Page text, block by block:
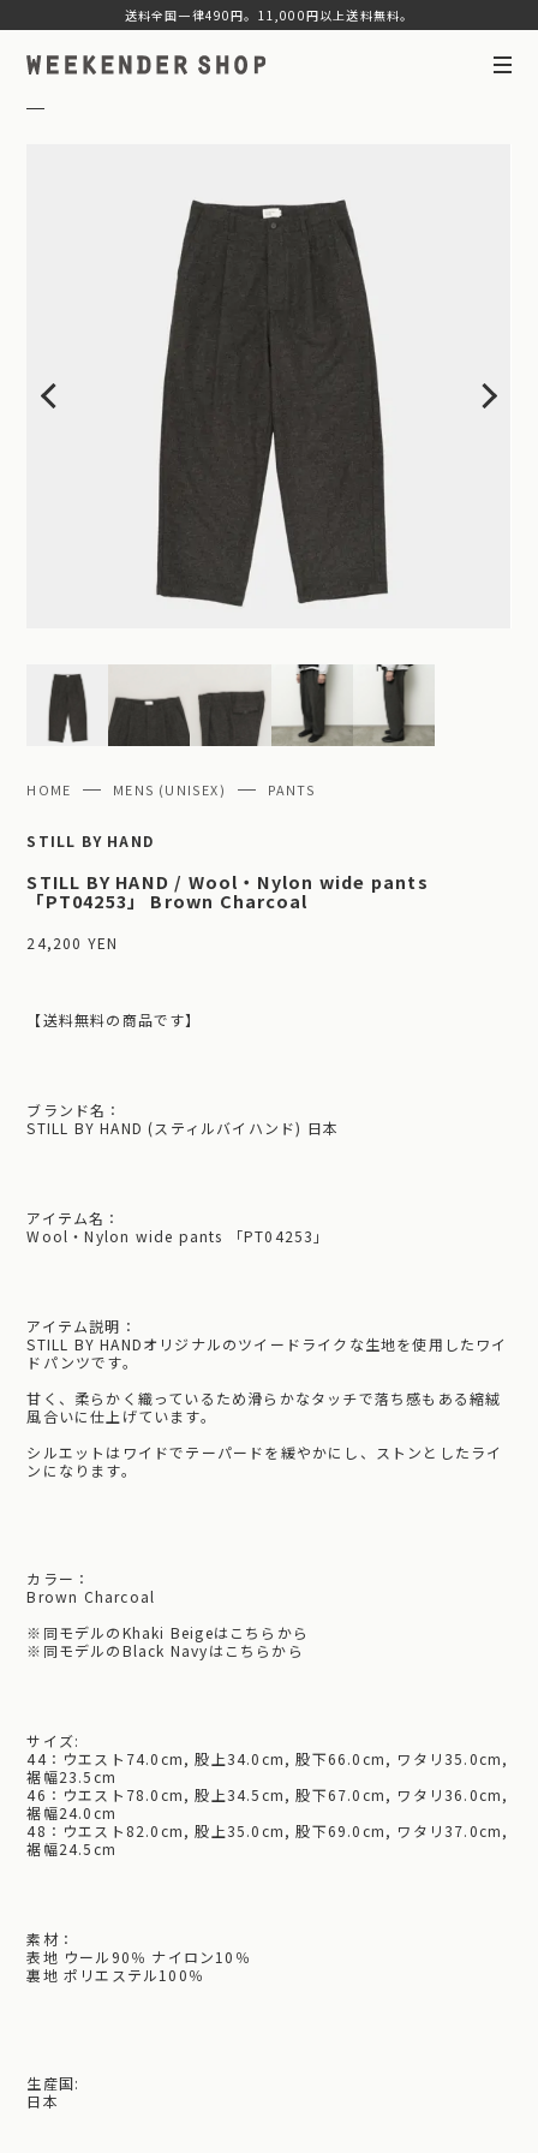
HOME MENS (UNISEX) PANTS
STILL BY HAND
STILL BY HAND / Wool・Nylon wide pants
「PT04253」 Brown Charcoal
24,200 YEN
【送料無料の商品です】
ブランド名：
STILL BY HAND (スティルバイハンド) 日本
アイテム名：
Wool・Nylon wide pants 「PT04253」
アイテム説明：
STILL BY HANDオリジナルのツイードライクな生地を使用したワイ
ドパンツです。
甘く、柔らかく織っているため滑らかなタッチで落ち感もある縮絨
風合いに仕上げています。
シルエットはワイドでテーパードを緩やかにし、ストンとしたライ
ンになります。
カラー：
Brown Charcoal
※ 同モデルのKhaki Beigeはこちらから
※ 同モデルのBlack Navyはこちらから
サイズ:
44：ウエスト74.0cm, 股上34.0cm, 股下66.0cm, ワタリ35.0cm,
裾幅23.5cm
46：ウエスト78.0cm, 股上34.5cm, 股下67.0cm, ワタリ36.0cm,
裾幅24.0cm
48：ウエスト82.0cm, 股上35.0cm, 股下69.0cm, ワタリ37.0cm,
裾幅24.5cm
素材：
表地 ウール90％ ナイロン10％
裏地 ポリエステル100％
生産国:
日本
送料全国一律490円。11,000円以上送料無料。